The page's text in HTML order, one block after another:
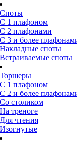
Споты
С 1 плафоном
С 2 плафонами
С 3 и более
Накладные споты
Встраиваемые споты
Торшеры
С 1 плафоном
С 2 и более
Со столиком
На треноге
Для чтения
Изогнутые